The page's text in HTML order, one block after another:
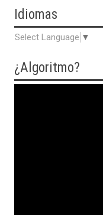
Idiomas
Select Language ▼
¿Algoritmo?